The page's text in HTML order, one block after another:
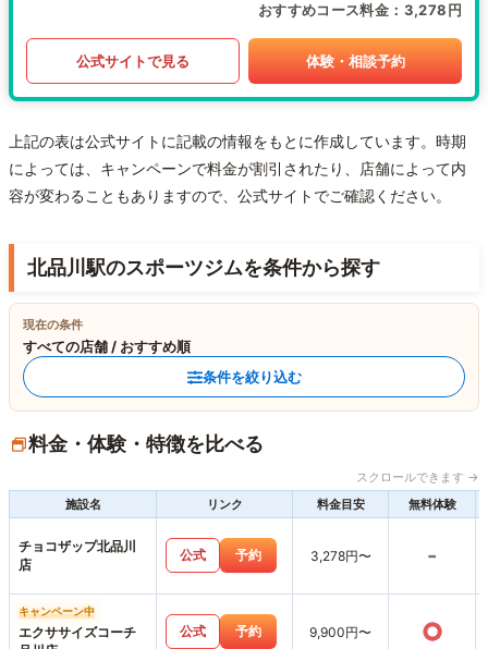
おすすめコース料金 3,278円
公式サイトで見る 体験・相談予約
上記の表は公式サイトに記載の情報をもとに作成しています。時期
によっては、キャンペーンで料金が割引されたり、店舗によって内
容が変わることもありますので、公式サイトでご確認ください。
北品川駅のスポーツジムを条件から探す
現在の条件
すべての店舗 / おすすめ順
条件を絞り込む
料金・体験・特徴を比べる
スクロールできます →
施設名
リンク 料金目安 無料体験
チョコザップ北品川
店
公式 予約 3,278円〜 -
キャンペーン中
エクササイズコーチ
公式 予約 9,900円〜 ○